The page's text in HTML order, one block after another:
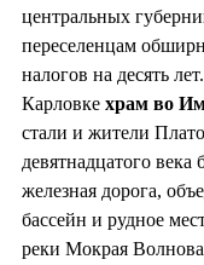
центральных
переселенцам
налогов на десять
Карловке храм во
стали и жители
девятнадцатого века
железная дорога,
бассейн и рудное
реки Мокрая